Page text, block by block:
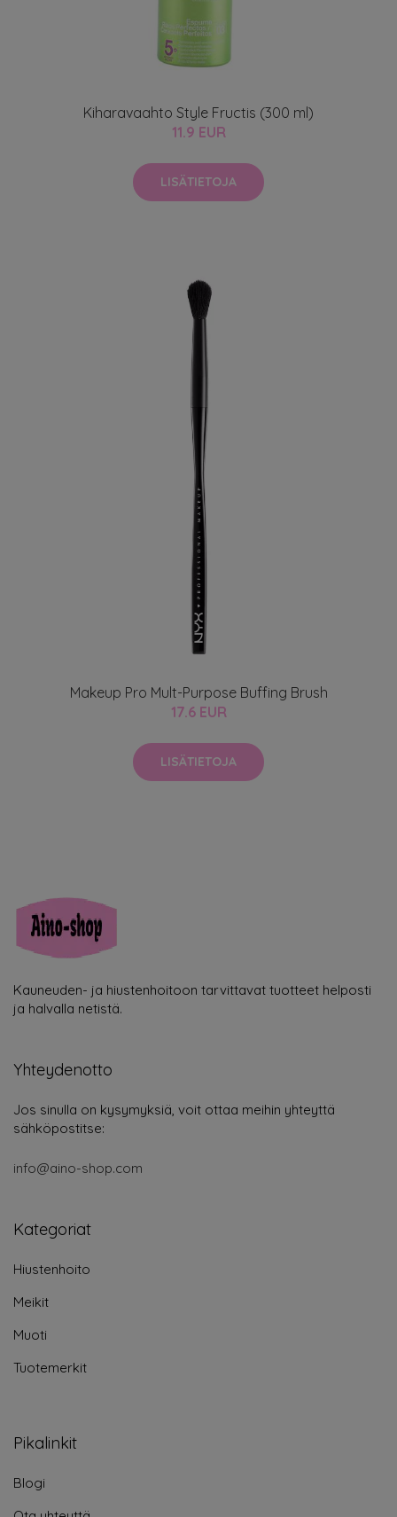
Kiharavaahto Style Fructis (300 ml)
11.9 EUR
LISÄTIETOJA
Makeup Pro Mult-Purpose Buffing Brush
17.6 EUR
LISÄTIETOJA
Kauneuden- ja hiustenhoitoon tarvittavat tuotteet helposti
ja halvalla netistä.
Yhteydenotto
Jos sinulla on kysymyksiä, voit ottaa meihin yhteyttä
sähköpostitse:
info@aino-shop.com
Kategoriat
Hiustenhoito
Meikit
Muoti
Tuotemerkit
Pikalinkit
Blogi